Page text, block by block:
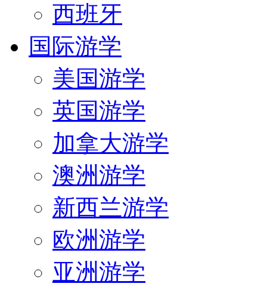
西班牙
国际游学
美国游学
英国游学
加拿大游学
澳洲游学
新西兰游学
欧洲游学
亚洲游学